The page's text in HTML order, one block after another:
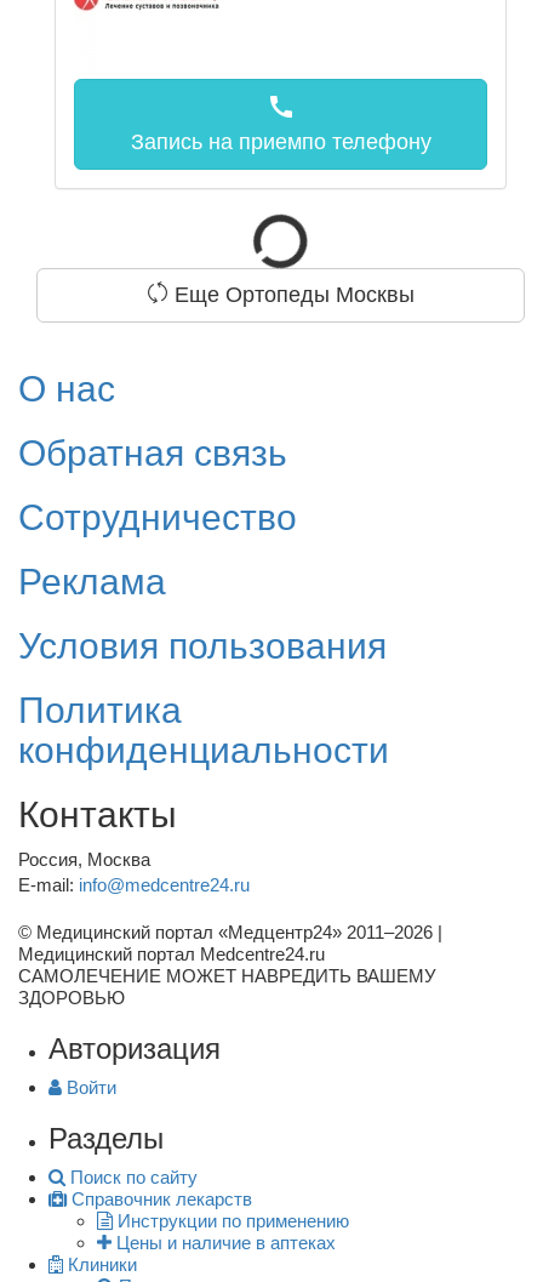
call
Запись на приемпо телефону
Еще Ортопеды Москвы
О нас
Обратная связь
Сотрудничество
Реклама
Условия пользования
Политика
конфиденциальности
Контакты
Россия, Москва
E-mail: info@medcentre24.ru
© Медицинский портал «Медцентр24» 2011–2026 |
Медицинский портал Medcentre24.ru
САМОЛЕЧЕНИЕ МОЖЕТ НАВРЕДИТЬ ВАШЕМУ
ЗДОРОВЬЮ
Авторизация
Войти
Разделы
Поиск по сайту
Справочник лекарств
Инструкции по применению
Цены и наличие в аптеках
Клиники